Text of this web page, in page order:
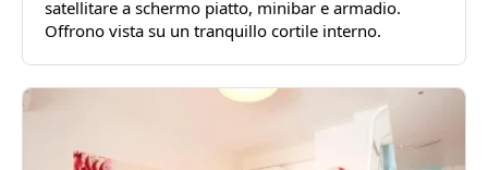
satellitare a schermo piatto, minibar e armadio.
Offrono vista su un tranquillo cortile interno.